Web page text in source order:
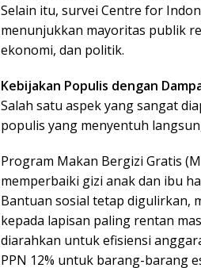
Selain itu, survei Centre for
menunjukkan mayoritas publik
ekonomi, dan politik.
Kebijakan Populis dengan
Salah satu aspek yang sangat
populis yang menyentuh
Program Makan Bergizi Gratis
memperbaiki gizi anak dan ibu
Bantuan sosial tetap digulirkan,
kepada lapisan paling rentan
diarahkan untuk efisiensi
PPN 12% untuk barang-barang